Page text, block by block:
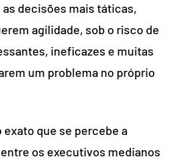
decisões mais táticas,
agilidade, sob o risco de
ineficazes e muitas
um problema no próprio
exato que se percebe a
os executivos medianos